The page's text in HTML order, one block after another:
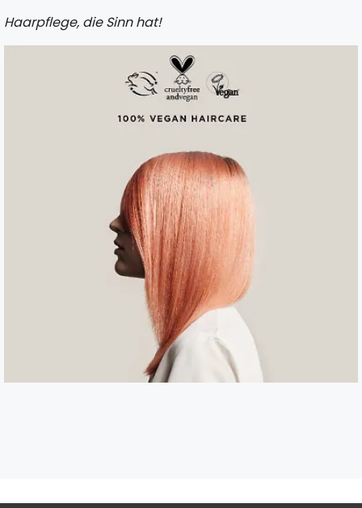
Haarpflege, die Sinn hat!